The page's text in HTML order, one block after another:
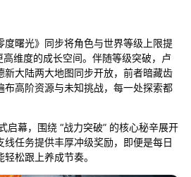
度曙光》同步将角色与世界等级上限提
维度的成长空间。伴随等级突破，卢
新大陆两大地图同步开放，前者暗藏齿
布高阶资源与未知挑战，每一处探索都
幕，围绕 “战力突破” 的核心秘辛展开
任务提供丰厚冲级奖励，即便是每日
松跟上养成节奏。